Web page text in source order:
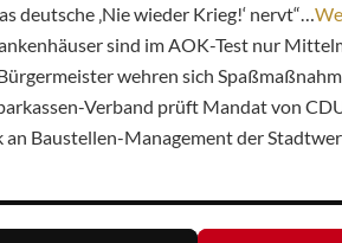
deutsche ‚Nie wieder Krieg!‘ nervt“…
sind im AOK-Test nur
wehren sich
Verband prüft Mandat von
Baustellen-Management der